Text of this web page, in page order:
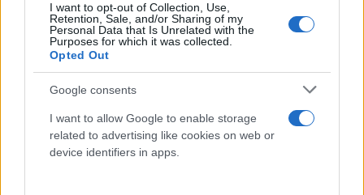
I want to opt-out of Collection, Use,
Retention, Sale, and/or Sharing of my
Personal Data that Is Unrelated with the
Purposes for which it was collected.
Opted Out
Google consents
I want to allow Google to enable storage
related to advertising like cookies on web or
device identifiers in apps.